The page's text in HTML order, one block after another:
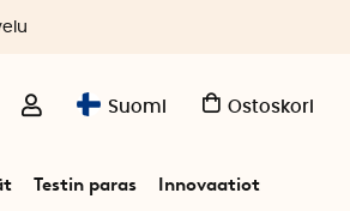
Suomi Ostoskori
Testin paras Innovaatiot